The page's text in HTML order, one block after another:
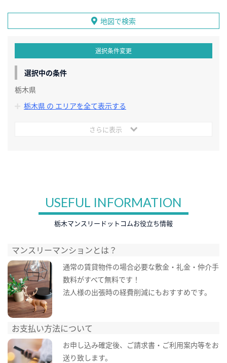
地図で検索
選択条件変更
選択中の条件
栃木県
栃木県 の エリアを全て表示する
さらに表示
USEFUL INFORMATION
栃木マンスリードットコムお役立ち情報
マンスリーマンションとは？
通常の賃貸物件の場合必要な敷金・礼金・仲介手
数料がすべて無料です！
法人様の出張時の経費削減にもおすすめです。
お支払い方法について
お申し込み確定後、ご請求書・ご利用案内等をお
送り致します。